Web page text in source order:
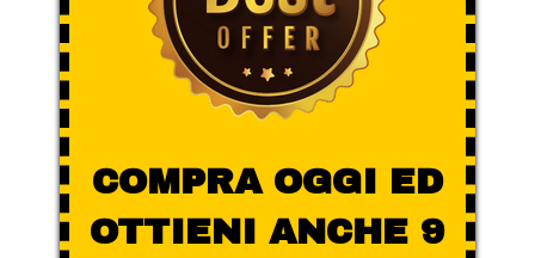
COMPRA OGGI ED
OTTIENI ANCHE 9